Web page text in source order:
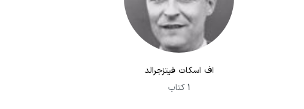
اف اسکات فیتزجرالد
1 کتاب